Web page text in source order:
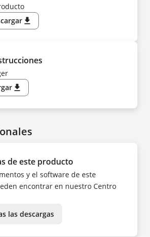
download
download
de este producto
y el software de este
encontrar en nuestro Centro
las descargas